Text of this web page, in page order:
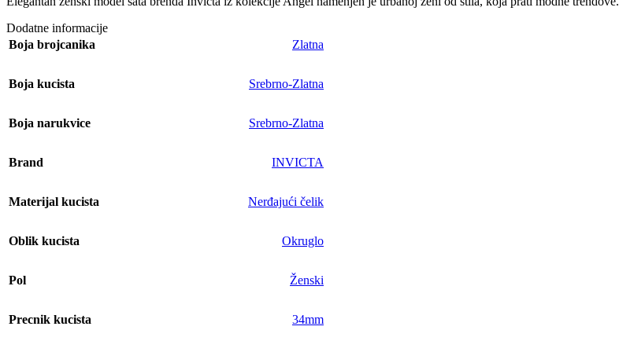
Dodatne informacije
Boja brojcanika
Zlatna
Boja kucista Srebrno-Zlatna
Boja narukvice Srebrno-Zlatna
Brand INVICTA
Materijal kucista Nerđajući čelik
Oblik kucista Okruglo
Pol Ženski
Precnik kucista 34mm